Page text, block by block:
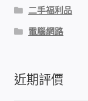
二手福利品
電腦網路
近期評價